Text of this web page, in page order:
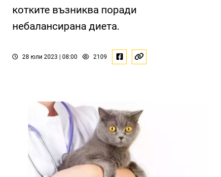
котките възниква поради
небалансирана диета.
28 юли 2023 | 08:00 2109